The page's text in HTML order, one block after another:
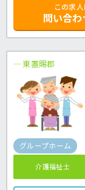
この求
問い合わ
東置賜郡
グループホーム
介護福祉士